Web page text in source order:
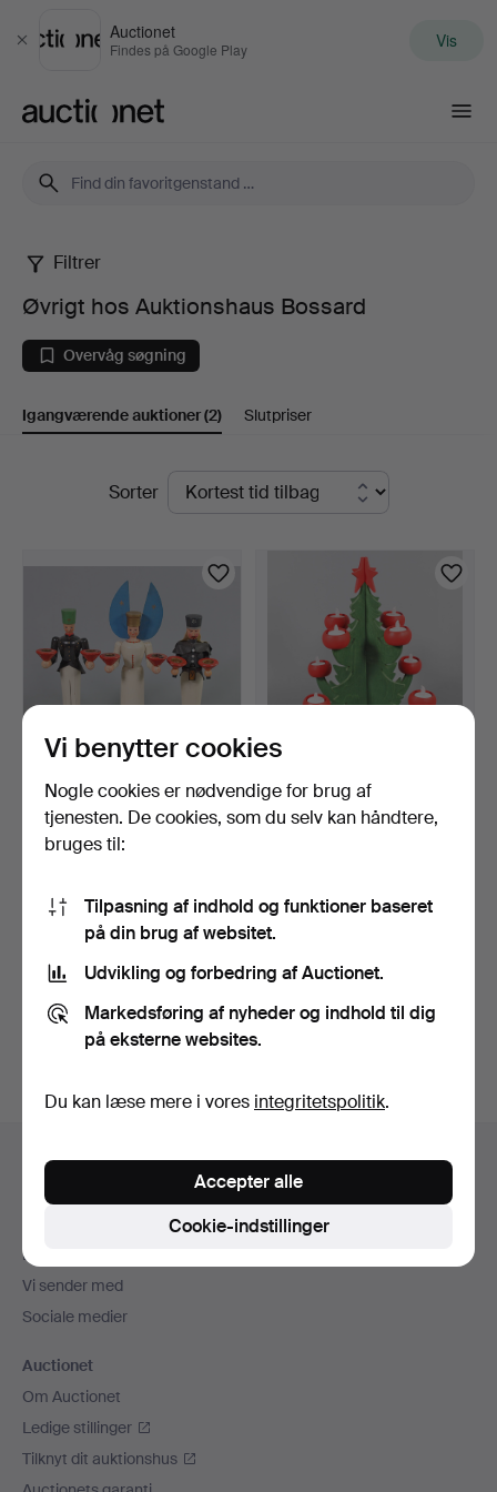
Luk
Auctionet
Findes på Google Play Vis
Øvrigt
hos
Auktionshaus
Bossard
Filtrer
Øvrigt hos Auktionshaus Bossard
Overvåg søgning
Igangværende auktioner(2) Slutpriser
Igangværende
Sorter
LYSEENGEL OG
BJERGMÆND, Erzgebirge
1970'er…
2 dage
JULETRÆ MED LED-
BELYSNING.
Overvåg søgning
auktioner.
Hjælp og kontaktoplysninger
Kontakt supporten
Betalingsmuligheder
Vi sender med
Sociale medier
Auctionet
Om Auctionet
Ledige stillinger
Tilknyt dit auktionshus
Vi benytter cookies
Nogle cookies er nødvendige for brug af
tjenesten. De cookies, som du selv kan håndtere,
bruges til:
Tilpasning af indhold og funktioner baseret
på din brug af websitet.
Udvikling og forbedring af Auctionet.
Markedsføring af nyheder og indhold til dig
på eksterne websites.
Du kan læse mere i vores integritetspolitik.
Cookie-indstillinger
Accepter alle